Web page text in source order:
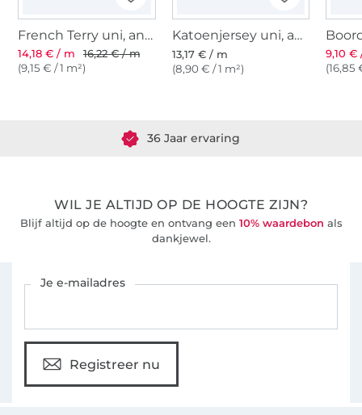
French Terry uni, antracietgrijs
14,18 € / m
16,22 € / m
(9,15 € / 1 m²)
Katoenjersey uni, antracietgrijs
13,17 € / m
(8,90 € / 1 m²)
9,10 €
(16,85
36 Jaar ervaring
WIL JE ALTIJD OP DE HOOGTE ZIJN?
Blijf altijd op de hoogte en ontvang een 10% waardebon als
dankjewel.
Je e-mailadres
Registreer nu